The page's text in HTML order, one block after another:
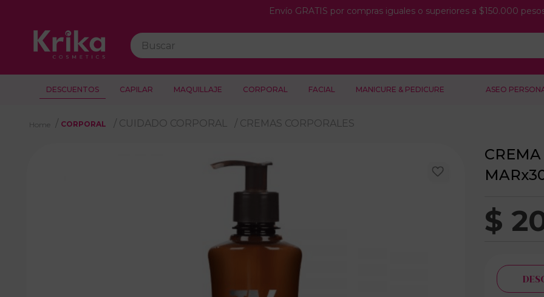
Envío GRATIS por compras iguales o superiores a $150.000
Buscar
DESCUENTOS CAPILAR MAQUILLAJE CORPORAL FACIAL MANICURE & PEDICURE ASEO
CORPORAL CUIDADO CORPORAL CREMAS CORPORALES
$